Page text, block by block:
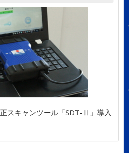
スキャンツール「SDT-Ⅱ」導入